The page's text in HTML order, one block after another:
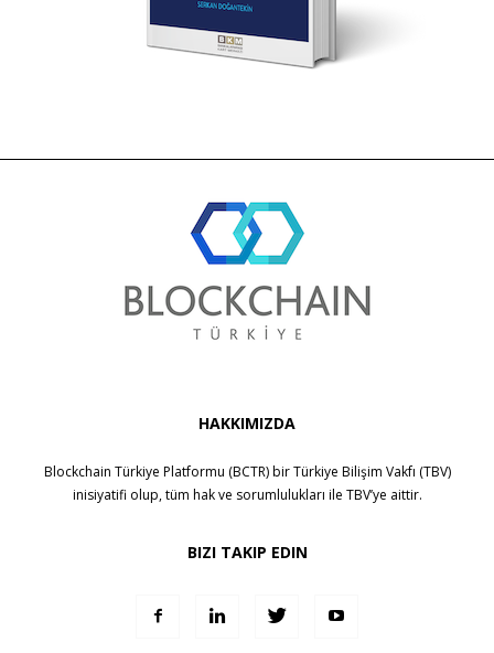
HAKKIMIZDA
Blockchain Türkiye Platformu (BCTR) birTürkiye Bilişim Vakfı (TBV)
inisiyatifi olup, tüm hak ve sorumlulukları ile TBV’ye aittir.
BIZI TAKIP EDIN